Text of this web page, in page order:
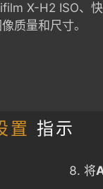
X-H2 ISO、
质量和尺寸。
置 指示
将